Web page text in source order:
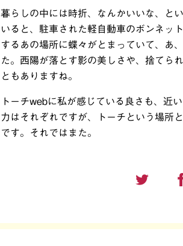
暮らしの中には時折、なんかいいな、と
いると、駐車された軽自動車のボンネッ
するあの場所に蝶々がとまっていて、あ
た。西陽が落とす影の美しさや、捨てら
ともありますね。
トーチwebに私が感じている良さも、近
力はそれぞれですが、トーチという場所
です。それではまた。